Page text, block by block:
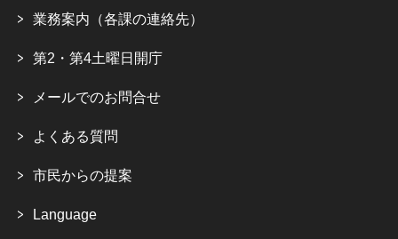
業務案内（各課の連絡先）
第2・第4土曜日開庁
メールでのお問合せ
よくある質問
市民からの提案
Language